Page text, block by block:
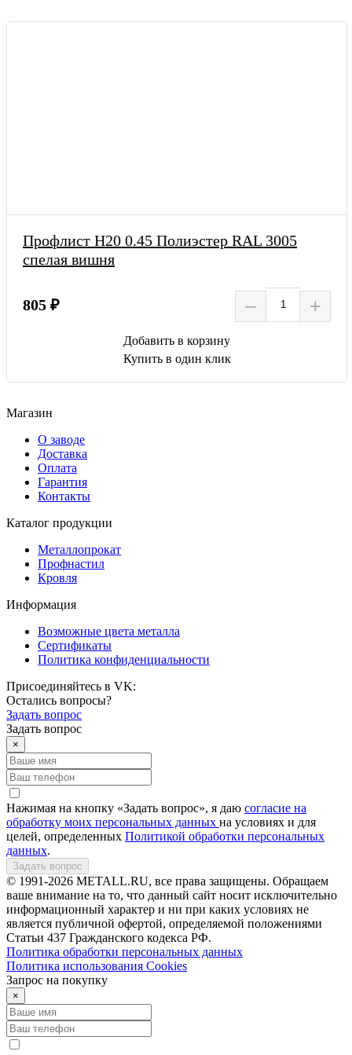
Профлист Н20 0.45 Полиэстер RAL 3005
спелая вишня
805 ₽ – +
Добавить в корзину
Купить в один клик
Магазин
О заводе
Доставка
Оплата
Гарантия
Контакты
Каталог продукции
Металлопрокат
Профнастил
Кровля
Информация
Возможные цвета металла
Сертификаты
Политика конфиденциальности
Присоединяйтесь в VK:
Остались вопросы?
Задать вопрос
Задать вопрос
×
Нажимая на кнопку «Задать вопрос», я даю согласие на
обработку моих персональных данных на условиях и для
целей, определенных Политикой обработки персональных
данных.
Задать вопрос
© 1991-2026 METALL.RU, все права защищены. Обращаем
ваше внимание на то, что данный сайт носит исключительно
информационный характер и ни при каких условиях не
является публичной офертой, определяемой положениями
Статьи 437 Гражданского кодекса РФ.
Политика обработки персональных данных
Политика использования Сookies
Запрос на покупку
×